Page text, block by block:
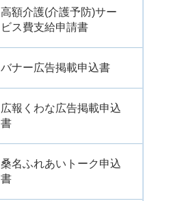
高額介護(介護予防)サー
ビス費支給申請書
バナー広告掲載申込書
広報くわな広告掲載申込
書
桑名ふれあいトーク申込
書